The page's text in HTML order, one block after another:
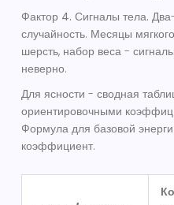
Фактор 4. Сигналы тела.
случайность. Месяцы
шерсть, набор веса -
неверно.
Для ясности - сводная
ориентировочными
Формула для базовой
коэффициент.